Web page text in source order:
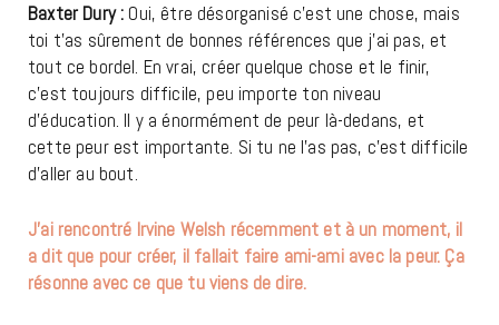
Baxter Dury : Oui, être désorganisé c’est une chose, mais
toi t’as sûrement de bonnes références que j’ai pas, et
tout ce bordel. En vrai, créer quelque chose et le finir,
c’est toujours difficile, peu importe ton niveau
d’éducation. Il y a énormément de peur là-dedans, et
cette peur est importante. Si tu ne l’as pas, c’est difficile
d’aller au bout.
J’ai rencontré Irvine Welsh récemment et à un moment, il
a dit que pour créer, il fallait faire ami-ami avec la peur. Ça
résonne avec ce que tu viens de dire.